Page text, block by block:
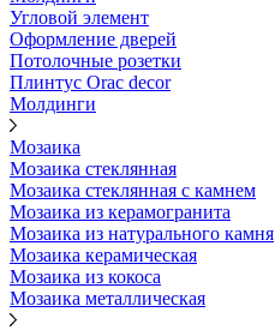
Угловой элемент
Оформление дверей
Потолочные розетки
Плинтус Orac decor
Молдинги
Мозаика
Мозаика стеклянная
Мозаика стеклянная с камнем
Мозаика из керамогранита
Мозаика из натурального камня
Мозаика керамическая
Мозаика из кокоса
Мозаика металлическая